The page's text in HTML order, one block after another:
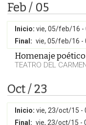
Feb / 05
Inicio: vie, 05/feb/16 -
Final: vie, 05/feb/16 -
Homenaje poético
TEATRO DEL
Oct / 23
Inicio: vie, 23/oct/15 -
Final: vie, 23/oct/15 -